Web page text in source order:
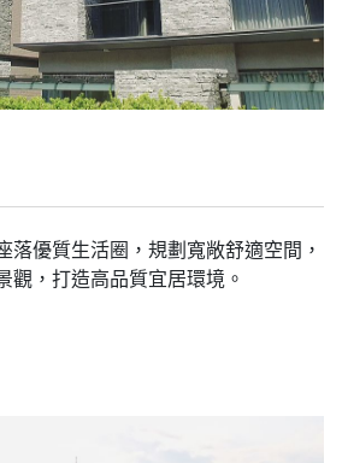
落優質生活圈，規劃寬敞舒適空間，
觀，打造高品質宜居環境。